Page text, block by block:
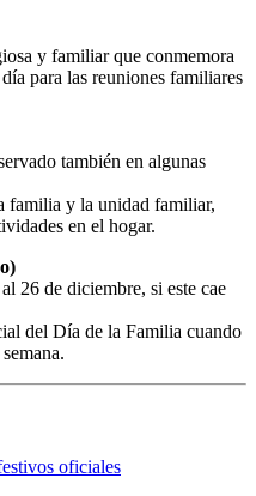
y familiar que conmemora
para las reuniones familiares
también en algunas
familia y la unidad familiar,
en el hogar.
26 de diciembre, si este cae
del Día de la Familia cuando
oficiales